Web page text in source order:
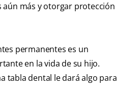
más y otorgar protección
permanentes es un
en la vida de su hijo.
tabla dental le dará algo para